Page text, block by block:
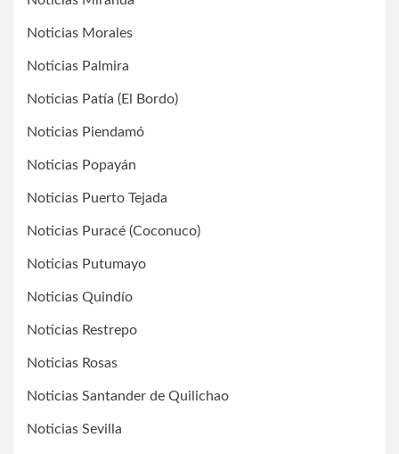
Noticias Morales
Noticias Palmira
Noticias Patía (El Bordo)
Noticias Piendamó
Noticias Popayán
Noticias Puerto Tejada
Noticias Puracé (Coconuco)
Noticias Putumayo
Noticias Quindío
Noticias Restrepo
Noticias Rosas
Noticias Santander de Quilichao
Noticias Sevilla